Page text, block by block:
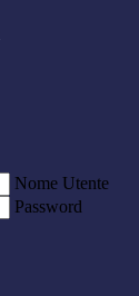
Nome Utente
Password